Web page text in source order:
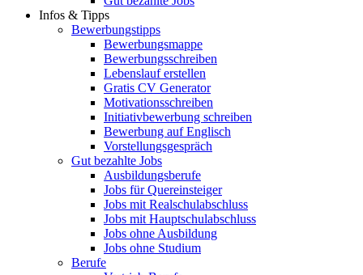
Infos & Tipps
Bewerbungstipps
Bewerbungsmappe
Bewerbungsschreiben
Lebenslauf erstellen
Gratis CV Generator
Motivationsschreiben
Initiativbewerbung schreiben
Bewerbung auf Englisch
Vorstellungsgespräch
Gut bezahlte Jobs
Ausbildungsberufe
Jobs für Quereinsteiger
Jobs mit Realschulabschluss
Jobs mit Hauptschulabschluss
Jobs ohne Ausbildung
Jobs ohne Studium
Berufe